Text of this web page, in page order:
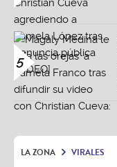
5
LA ZONA VIRALES